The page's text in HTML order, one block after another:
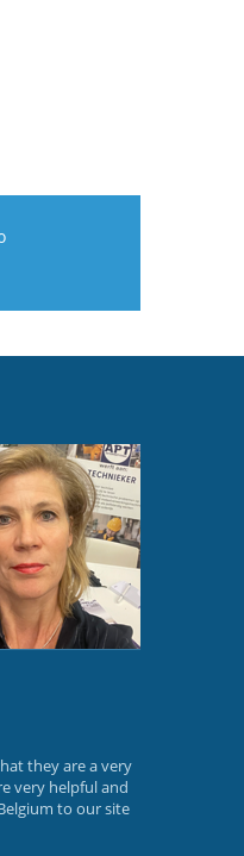
they are a very
very helpful and
to our site